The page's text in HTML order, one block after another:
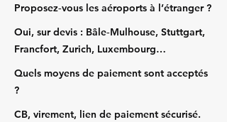
Proposez‑vous les aéroports à l’étranger ?
Oui, sur devis : Bâle‑Mulhouse, Stuttgart,
Francfort, Zurich, Luxembourg…
Quels moyens de paiement sont acceptés
?
CB, virement, lien de paiement sécurisé.